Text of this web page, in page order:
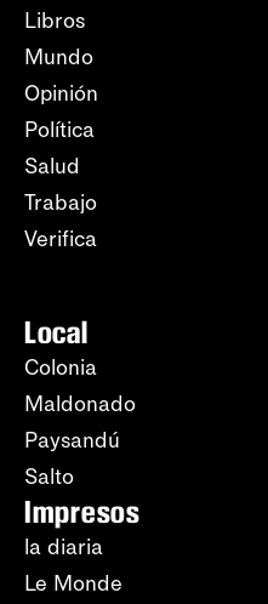
Libros
Mundo
Opinión
Política
Salud
Trabajo
Verifica
Local
Colonia
Maldonado
Paysandú
Salto
Impresos
la diaria
Le Monde